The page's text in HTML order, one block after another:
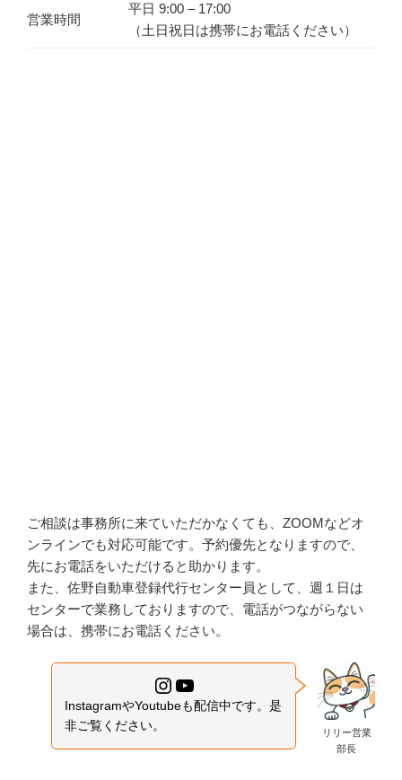
営業時間
平日 9:00 – 17:00
（土日祝日は携帯にお電話ください）
ご相談は事務所に来ていただかなくても、ZOOMなどオ
ンラインでも対応可能です。予約優先となりますので、
先にお電話をいただけると助かります。
また、佐野自動車登録代行センター員として、週１日は
センターで業務しておりますので、電話がつながらない
場合は、携帯にお電話ください。
リリー営業
部長
Instagram
YouTube
InstagramやYoutubeも配信中です。是
非ご覧ください。